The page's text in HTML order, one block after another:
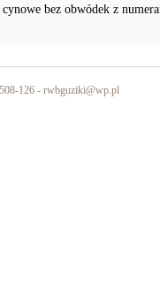
cynowe bez obwódek z
126 - rwbguziki@wp.pl